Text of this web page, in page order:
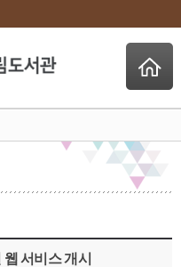
서비스 개시